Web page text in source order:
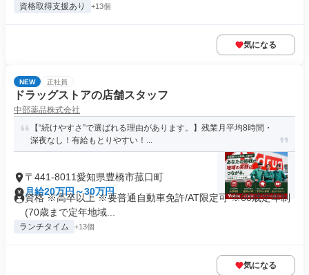
資格取得支援あり +13個
気になる
NEW 正社員
ドラッグストアの店舗スタッフ
中部薬品株式会社
【“続けやすさ”で選ばれる理由があります。】残業月平均8時間・
深夜なし！有給もとりやすい！...
〒441-8011愛知県豊橋市菰口町
月給20万円～30万円
資格 ※高卒以上 ※要普通自動車免許/AT限定可 ※60歳定年制
(70歳まで定年地域...
ランチタイム +13個
気になる